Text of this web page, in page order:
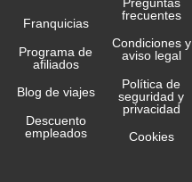
Franquicias
Programa de
afiliados
Blog de viajes
Descuento
empleados
frecuentes
Condiciones y
aviso legal
Política de
seguridad y
privacidad
Cookies